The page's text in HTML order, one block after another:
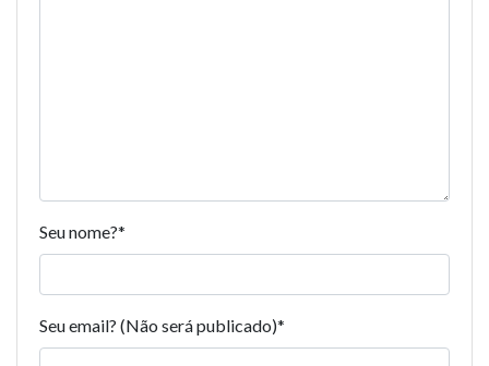
Seu nome?*
Seu email? (Não será publicado)*